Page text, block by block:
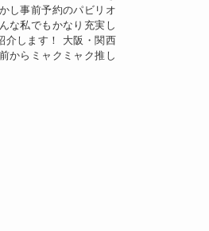
し事前予約のパビリオ
な私でもかなり充実し
介します！ 大阪・関西
からミャクミャク推し